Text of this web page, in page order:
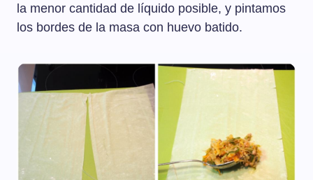
la menor cantidad de líquido posible, y pintamos
los bordes de la masa con huevo batido.